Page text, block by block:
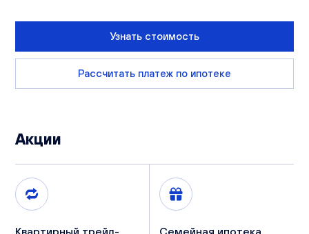
Узнать стоимость
Рассчитать платеж по ипотеке
Акции
Квартирный трейд-
Семейная ипотека